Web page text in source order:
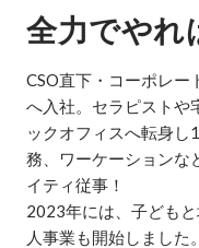
全力でやれ
CSO直下・コーポレー
へ入社。セラピストや
ックオフィスへ転身
務、ワーケーションな
イティ従事！
2023年には、子ども
人事業も開始しました